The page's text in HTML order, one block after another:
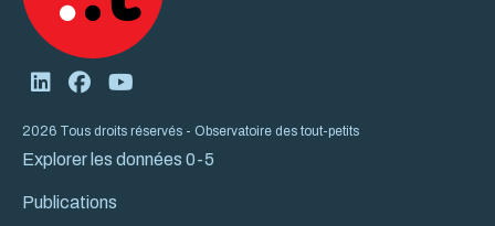
2026 Tous droits réservés - Observatoire des tout-petits
Explorer les données 0-5
Publications